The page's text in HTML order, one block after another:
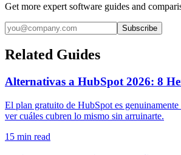
Get more expert software guides and
Subscribe
Related Guides
Alternativas a HubSpot 2026: 8
El plan gratuito de HubSpot es
ver cuáles cubren lo mismo sin arruinarte.
15 min read